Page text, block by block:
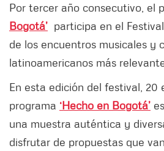
Por tercer año consecutivo, el
Bogotá’ participa en el
de los encuentros musicales y
latinoamericanos más
En esta edición del festival, 20
programa ‘Hecho en Bogotá’
una muestra auténtica y
disfrutar de propuestas que